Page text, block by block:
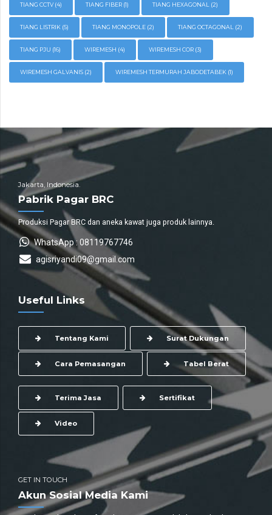
TIANG CCTV(4) TIANG FIBER (1) TIANG HEXAGONAL (2)
TIANG LISTRIK (5) TIANG MONOPOLE (2) TIANG OCTAGONAL (2)
TIANG PJU (16) WIREMESH (4) WIREMESH COR (3)
WIREMESH GALVANIS (2) WIREMESH TERMURAH JABODETABEK (1)
Jakarta, Indonesia.
Pabrik Pagar BRC
Produksi Pagar BRC dan aneka kawat juga produk lainnya.
WhatsApp : 08119767746
agisriyandi09@gmail.com
Useful Links
Tentang Kami Surat Dukungan
Cara Pemasangan Tabel Berat
Terima Jasa Sertifikat
Video
GET IN TOUCH
Akun Sosial Media Kami